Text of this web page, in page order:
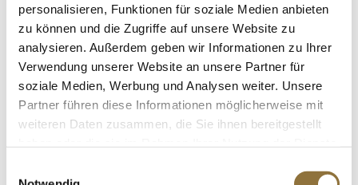
personalisieren, Funktionen für soziale Medien anbieten
zu können und die Zugriffe auf unsere Website zu
analysieren. Außerdem geben wir Informationen zu Ihrer
Verwendung unserer Website an unsere Partner für
soziale Medien, Werbung und Analysen weiter. Unsere
Partner führen diese Informationen möglicherweise mit
weiteren Daten zusammen, die Sie ihnen bereitgestellt
KENNZEICHNUNGEN U. SPEZIFIKATIONEN
€ 169,00*
Global G-30 Schwedisches